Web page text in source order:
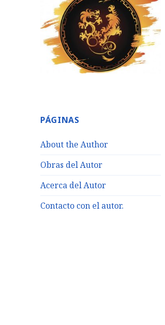
PÁGINAS
About the Author
Obras del Autor
Acerca del Autor
Contacto con el autor.